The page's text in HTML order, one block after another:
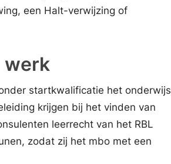
een Halt-verwijzing of
werk
startkwalificatie het onderwijs
krijgen bij het vinden van
leerrecht van het RBL
zodat zij het mbo met een